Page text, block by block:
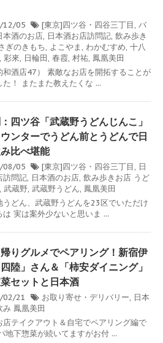
12/05 [東京]四ツ谷・四谷三丁目, バ
本酒のお店, 日本酒お店訪問記, 飲み歩き
ぎのきもち, よこやま , わかむすめ, 十八
, 彩來, 日輪田, 春霞, 村祐, 鳳凰美田
和酒店47） 素敵なお店を開拓することが
た！ またまた教えたくな ...
四ツ谷「武蔵野うどんじんこ」
ンターでうどん前とうどんで日
比べ堪能
08/05 [東京]四ツ谷・四谷三丁目, 日
訪問記, 日本酒のお店, 飲み歩きお店 うど
, 武蔵野, 武蔵野うどん, 鳳凰美田
うどん、武蔵野うどんを23区でいただけ
は 実は案外少ないと思いま ...
りグルメでペアリング！新宿伊
陸」さん＆「柿安ダイニング」
セットと日本酒
02/21 お取り寄せ・デリバリー, 日本
み 鳳凰美田
店テイクアウト＆自宅でペアリング編で
地下惣菜が続いてますがお付 ...